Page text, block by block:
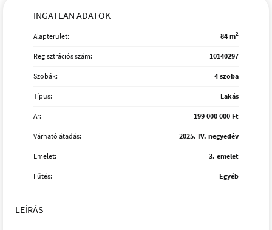
INGATLAN ADATOK
Alapterület: 84 m2
Regisztrációs szám: 10140297
Szobák: 4 szoba
Típus: Lakás
Ár: 199 000 000 Ft
Várható átadás: 2025. IV. negyedév
Emelet: 3. emelet
Fűtés: Egyéb
LEÍRÁS